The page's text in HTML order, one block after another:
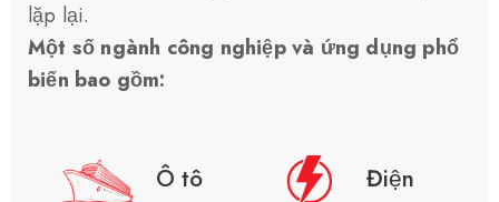
lặp lại.
Một số ngành công nghiệp và ứng dụng phổ
biến bao gồm:
Ô tô
Điện